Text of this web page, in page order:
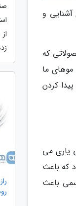
و
که
ما
کردن
یاری می
که باعث
باعث